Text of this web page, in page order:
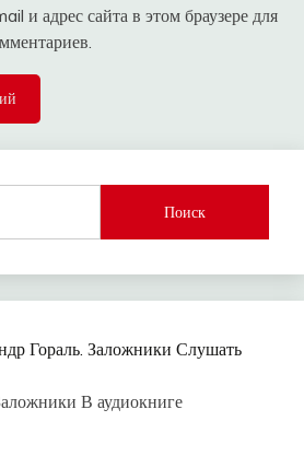
и адрес сайта в этом браузере для
Гораль. Заложники Слушать
В аудиокниге